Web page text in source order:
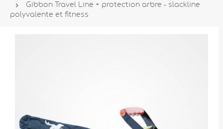

Gibbon Travel Line + protection arbre - slackline
polyvalente et fitness